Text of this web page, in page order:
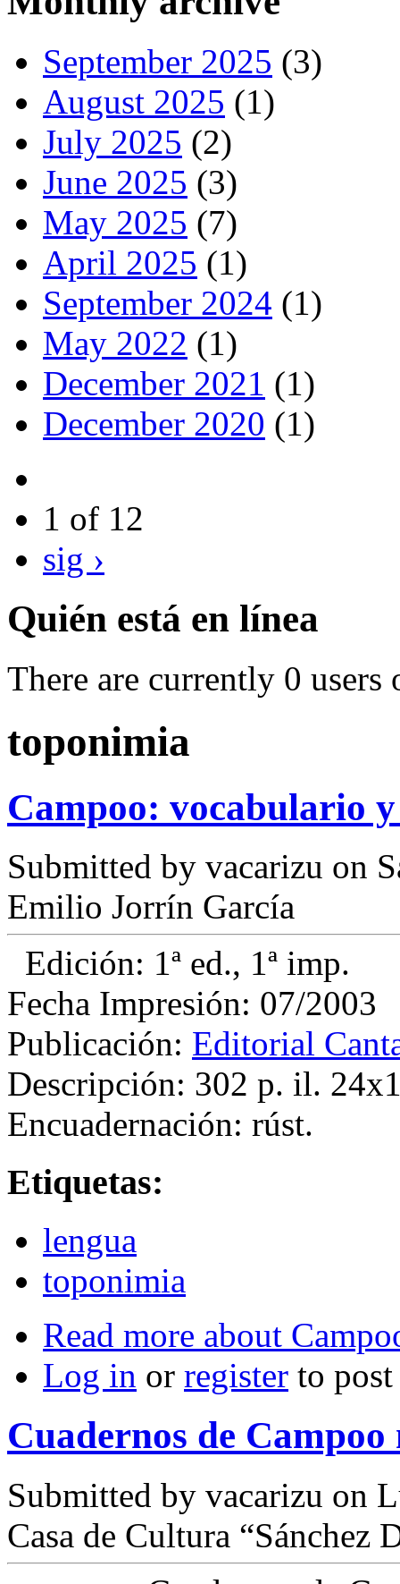
September 2025 (3)
August 2025 (1)
July 2025 (2)
June 2025 (3)
May 2025 (7)
April 2025 (1)
September 2024 (1)
May 2022 (1)
December 2021 (1)
December 2020 (1)
1 of 12
sig ›
Quién está en línea
There are currently 0 users
toponimia
Campoo: vocabulario
Submitted by vacarizu on
Emilio Jorrín García
Edición: 1ª ed., 1ª imp.
Fecha Impresión: 07/2003
Publicación: Editorial
Descripción: 302 p. il.
Encuadernación: rúst.
Etiquetas:
lengua
toponimia
Read more about
Log in or register to
Cuadernos de Campoo
Submitted by vacarizu on
Casa de Cultura “Sánchez